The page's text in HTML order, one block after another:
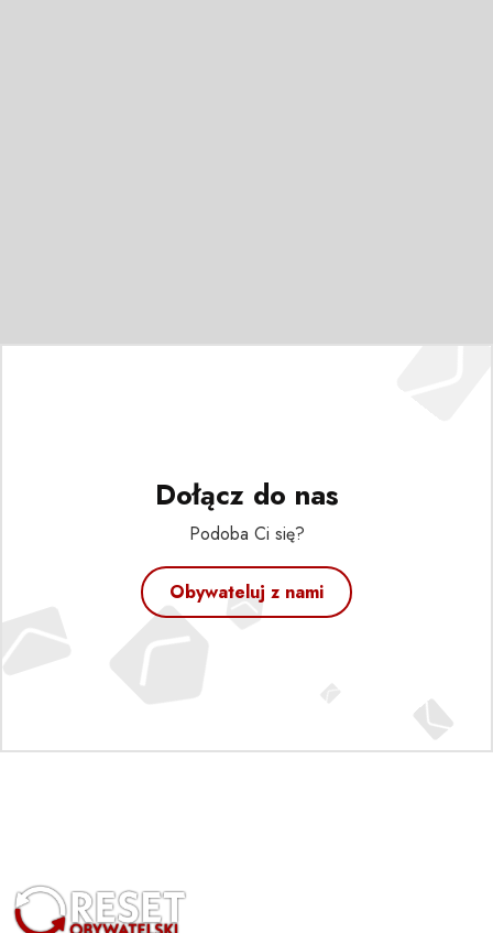
Dołącz do nas
Podoba Ci się?
Obywateluj z nami